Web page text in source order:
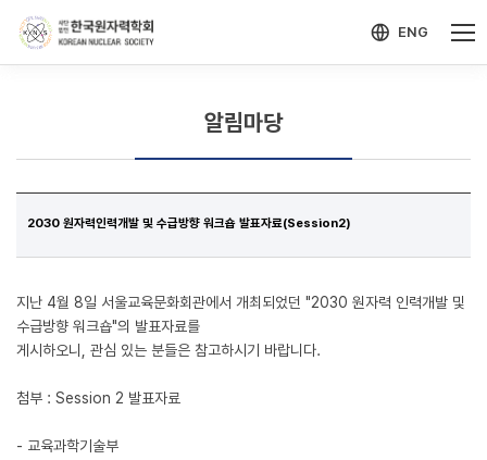
ENG
알림마당
2030 원자력인력개발 및 수급방향 워크숍 발표자료(Session2)
지난 4월 8일 서울교육문화회관에서 개최되었던 "2030 원자력 인력개발 및
수급방향 워크숍"의 발표자료를
게시하오니, 관심 있는 분들은 참고하시기 바랍니다.
첨부 : Session 2 발표자료
- 교육과학기술부